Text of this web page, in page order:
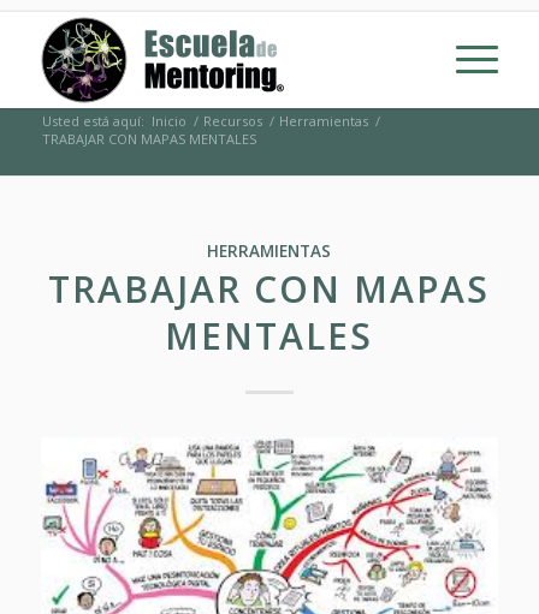
Usted está aquí: Inicio / Recursos / Herramientas /
TRABAJAR CON MAPAS MENTALES
HERRAMIENTAS
TRABAJAR CON MAPAS
MENTALES